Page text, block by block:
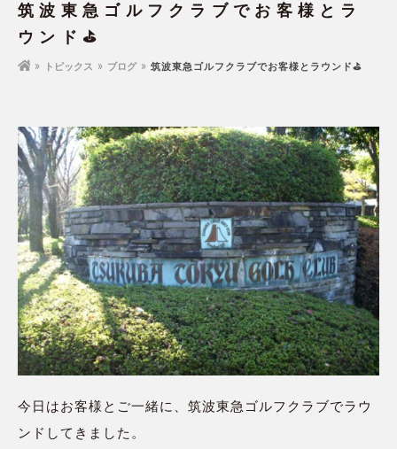
筑波東急ゴルフクラブでお客様とラ
ウンド⛳
トピックス ブログ 筑波東急ゴルフクラブでお客様とラウンド⛳
今日はお客様とご一緒に、筑波東急ゴルフクラブでラウ
ンドしてきました。